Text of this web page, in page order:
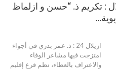
: تكريم ذ. “حسن و ازلماظ
ازيلال 24 : ذ. عمر بدري في أجواء
امتزجت فيها مشاعر الوفاء
والاعتراف بالعطاء، نظم فرع إقليم